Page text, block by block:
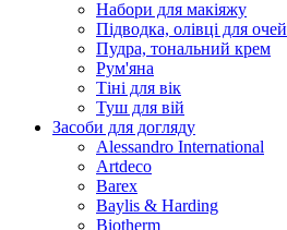
Набори для макіяжу
Підводка, олівці для очей
Пудра, тональний крем
Рум'яна
Тіні для вік
Туш для вій
Засоби для догляду
Alessandro International
Artdeco
Barex
Baylis & Harding
Biotherm